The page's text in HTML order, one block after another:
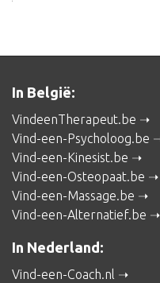
In België:
VindeenTherapeut.be
Vind-een-Psycholoog.be
Vind-een-Kinesist.be
Vind-een-Osteopaat.be
Vind-een-Massage.be
Vind-een-Alternatief.be
In Nederland:
Vind-een-Coach.nl